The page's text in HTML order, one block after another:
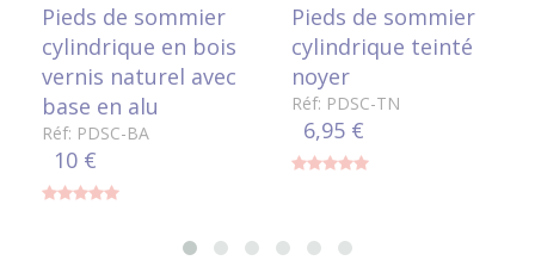
Pieds de sommier
cylindrique en bois
vernis naturel avec
base en alu
Réf: PDSC-BA
10 €
Pieds de sommier
cylindrique teinté
noyer
Réf: PDSC-TN
6,95 €